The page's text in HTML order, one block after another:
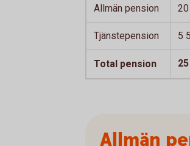
Allmän pension
Tjänstepension 5
Total pension
Allmän